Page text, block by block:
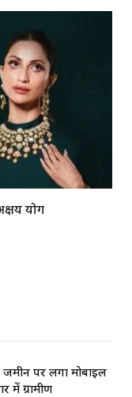
योग
पर लगा मोबाइल
में ग्रामीण